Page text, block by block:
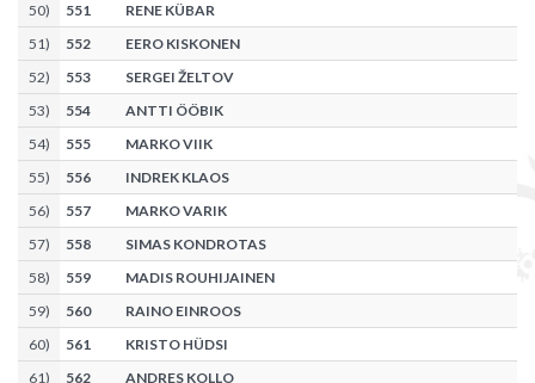
50) 551
RENE KÜBAR
51) 552
EERO KISKONEN
52) 553
SERGEI ŽELTOV
53) 554
ANTTI ÖÖBIK
54) 555
MARKO VIIK
55) 556
INDREK KLAOS
56) 557
MARKO VARIK
57) 558
SIMAS KONDROTAS
58) 559
MADIS ROUHIJAINEN
59) 560
RAINO EINROOS
60) 561
KRISTO HÜDSI
61) 562
ANDRES KOLLO